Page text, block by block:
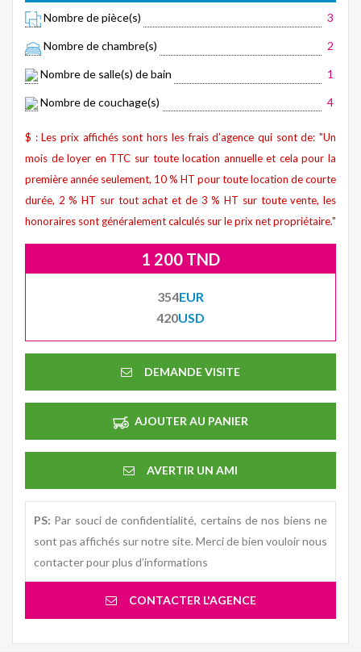
Nombre de pièce(s) 3
Nombre de chambre(s) 2
Nombre de salle(s) de bain 1
Nombre de couchage(s) 4
$ : Les prix affichés sont hors les frais d’agence qui sont de: "Un
mois de loyer en TTC sur toute location annuelle et cela pour la
première année seulement, 10 % HT pour toute location de courte
durée, 2 % HT sur tout achat et de 3 % HT sur toute vente, les
honoraires sont généralement calculés sur le prix net propriétaire."
1 200 TND
354EUR
420USD
DEMANDE VISITE
AJOUTER AU PANIER
AVERTIR UN AMI
PS: Par souci de confidentialité, certains de nos biens ne
sont pas affichés sur notre site. Merci de bien vouloir nous
contacter pour plus d’informations
CONTACTER L'AGENCE